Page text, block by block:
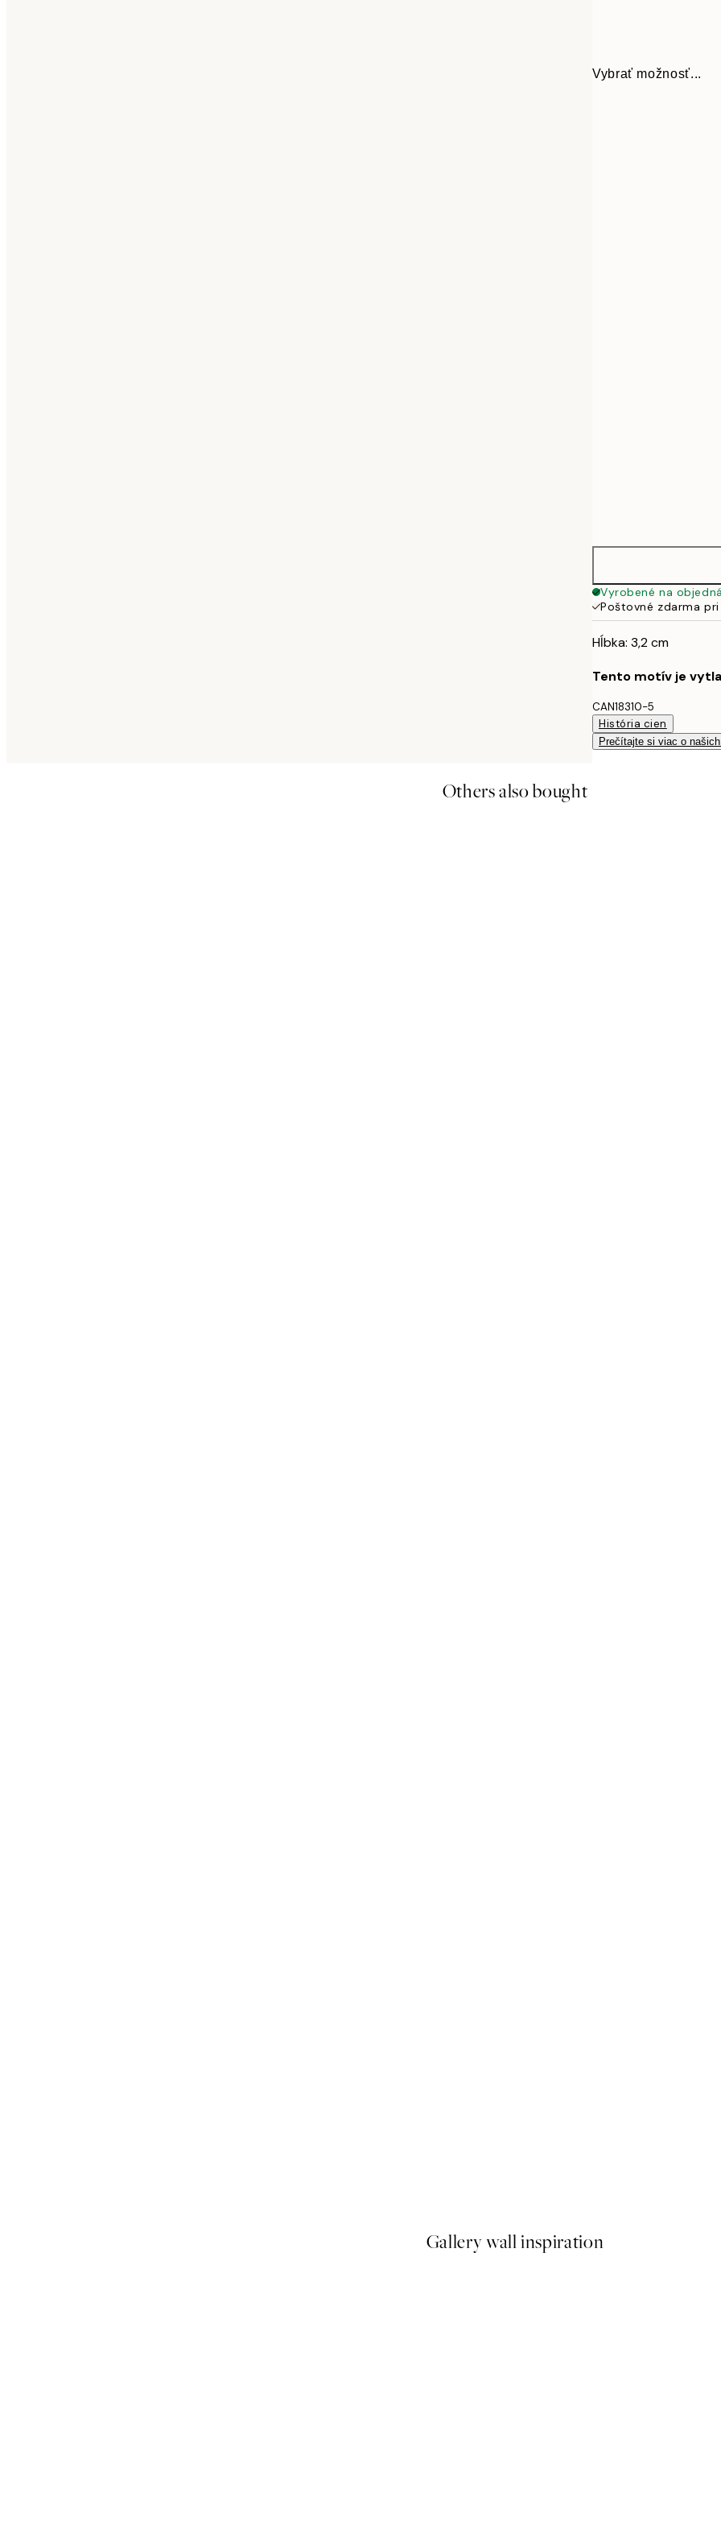
Vybrať možnosť...
Vyrobené na
Poštovné zdarma
Hĺbka: 3,2 cm
Tento motív je
CAN18310-5
História cien
Prečítajte si viac o
Others also bought
Gallery wall inspiration